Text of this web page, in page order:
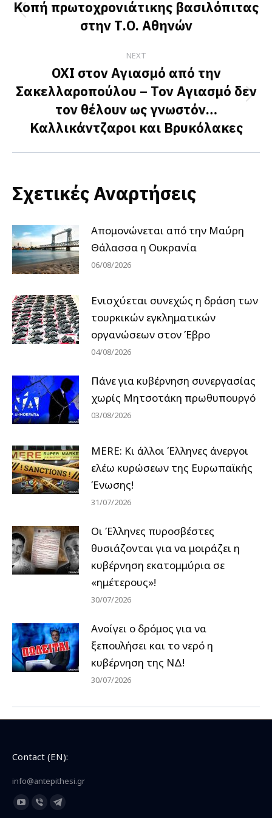
navigation Previous
post:
Κοπή πρωτοχρονιάτικης βασιλόπιτας
στην Τ.Ο. Αθηνών
NEXT
Next
post:
ΟΧΙ στον Αγιασμό από την
Σακελλαροπούλου – Τον Αγιασμό δεν
τον θέλουν ως γνωστόν…
Καλλικάντζαροι και Βρυκόλακες
Σχετικές Αναρτήσεις
Απομονώνεται από την Μαύρη
Θάλασσα η Ουκρανία
06/08/2026
Ενισχύεται συνεχώς η δράση των
τουρκικών εγκληματικών
οργανώσεων στον Έβρο
04/08/2026
Πάνε για κυβέρνηση συνεργασίας
χωρίς Μητσοτάκη πρωθυπουργό
03/08/2026
MERE: Κι άλλοι Έλληνες άνεργοι
ελέω κυρώσεων της Ευρωπαϊκής
Ένωσης!
31/07/2026
Οι Έλληνες πυροσβέστες
θυσιάζονται για να μοιράζει η
κυβέρνηση εκατομμύρια σε
«ημέτερους»!
30/07/2026
Ανοίγει ο δρόμος για να
ξεπουλήσει και το νερό η
κυβέρνηση της ΝΔ!
30/07/2026
Contact (EN):
info@antepithesi.gr
Find us on:
YouTubeViberTelegram